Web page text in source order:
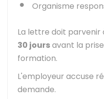
Organisme
La lettre doit parvenir
30 joursavant la
formation.
L'employeur accuse
demande.